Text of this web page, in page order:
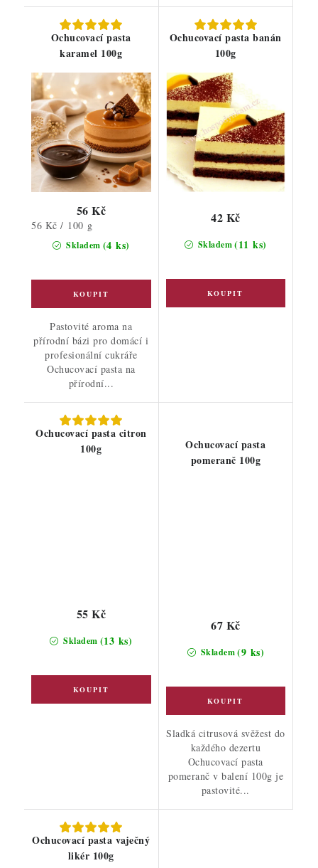
Ochucovací pasta
karamel 100g
Skladem (4 ks)
56 Kč
Měrná
56 Kč / 100 g
Pastovité aroma na
přírodní bázi pro domácí i
profesionální cukráře
Ochucovací pasta na
přírodní...
Ochucovací pasta banán
100g
Skladem(11 ks)
42 Kč
Ochucovací pasta citron
100g
Skladem (13 ks)
55 Kč
Ochucovací pasta
pomeranč 100g
Skladem(9 ks)
67 Kč
Sladká citrusová svěžest do
každého dezertu
Ochucovací pasta
pomeranč v balení 100g je
pastovité...
Ochucovací pasta vaječný
likér 100g